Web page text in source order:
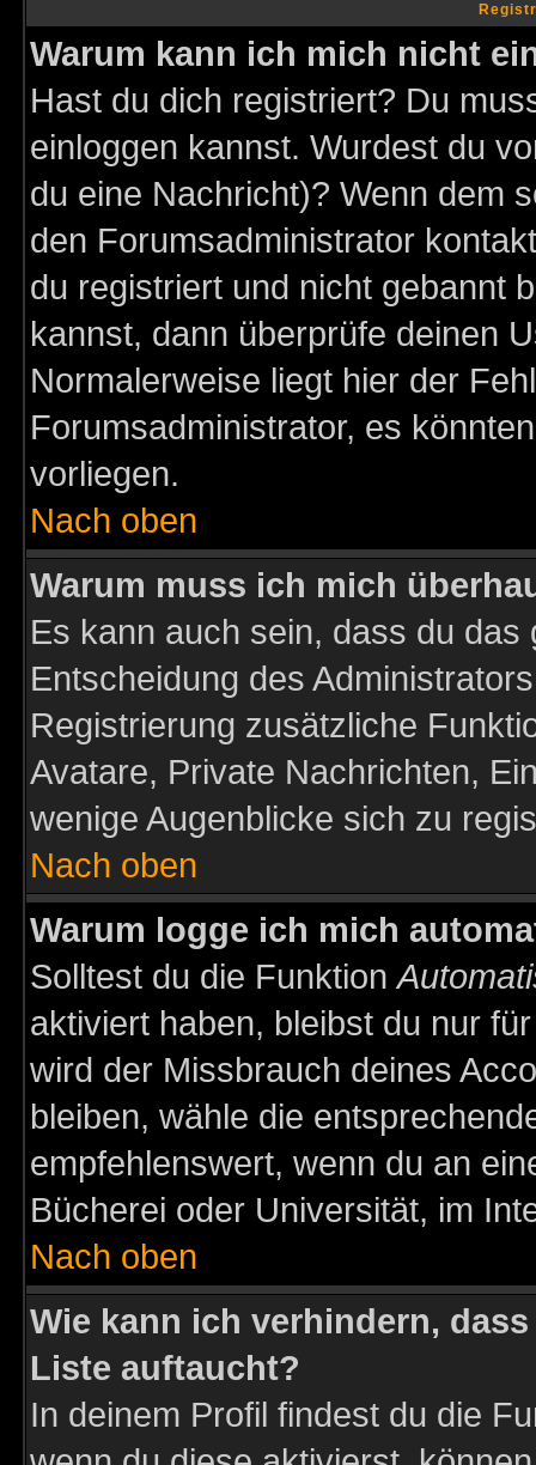
Warum kann ich mich nicht
Hast du dich registriert? Du
einloggen kannst. Wurdest du
du eine Nachricht)? Wenn dem
den Forumsadministrator
du registriert und nicht gebannt
kannst, dann überprüfe deinen
Normalerweise liegt hier der
Forumsadministrator, es
vorliegen.
Nach oben
Warum muss ich mich
Es kann auch sein, dass du
Entscheidung des
Registrierung zusätzliche
Avatare, Private Nachrichten,
wenige Augenblicke sich zu
Nach oben
Warum logge ich mich
Solltest du die Funktion
aktiviert haben, bleibst du nur
wird der Missbrauch deines
bleiben, wähle die
empfehlenswert, wenn du an
Bücherei oder Universität, im
Nach oben
Wie kann ich verhindern,
Liste auftaucht?
In deinem Profil findest du die